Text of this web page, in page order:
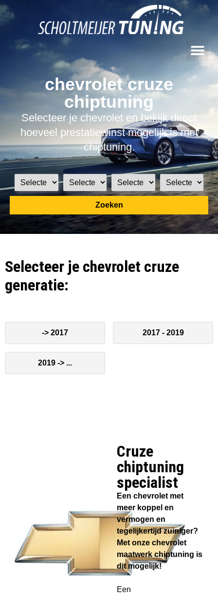
chevrolet cruze
chiptuning
Selecteer je chevrolet en bekijk direct
hoeveel prestatiewinst mogelijk is met
chiptuning.
Zoeken
Selecteer je chevrolet cruze
generatie:
-> 2017 2017 - 2019
2019 -> ...
Cruze
chiptuning
specialist​
Een chevrolet met
meer koppel en
vermogen en
tegelijkertijd zuiniger?
Met onze chevrolet
maatwerk chiptuning is
dit mogelijk!
Een